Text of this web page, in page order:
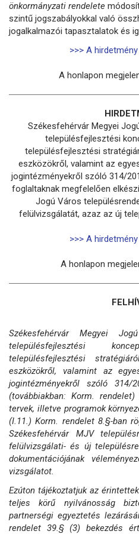
önkormányzati rendelete
szintű jogszabályokkal való
jogalkalmazói tapasztalatok és
>>> A
A honlapon
Székesfehérvár Megyei
településfejlesztési
településfejlesztési
eszközökről, valamint az
jogintézményekről szóló 314/
foglaltaknak megfelelően
Jogú Város
felülvizsgálatát, azaz az új
>>> A
A honlapon
Székesfehérvár Megyei
településfejlesztési
településfejlesztési
eszközökről, valamint az
jogintézményekről szóló 314/
(továbbiakban: Korm.
tervek, illetve programok
(I.11.) Korm. rendelet 8.§-ban
Székesfehérvár MJV
felülvizsgálati- és új
dokumentációjának
vizsgálatot.
Ezúton tájékoztatjuk az
teljes körű nyilvánosság
partnerségi egyeztetés
rendelet 39.§ (3) bekezdés